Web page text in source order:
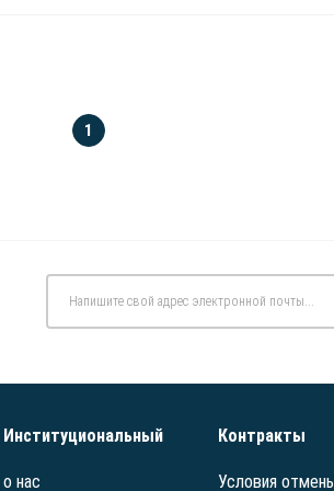
1
Институциональный
о нас
Контракты
Условия